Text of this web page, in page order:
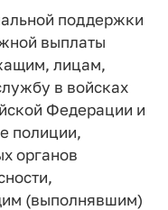
поддержки
выплаты
лицам,
в войсках
Федерации и
полиции,
органов
(выполнявшим)